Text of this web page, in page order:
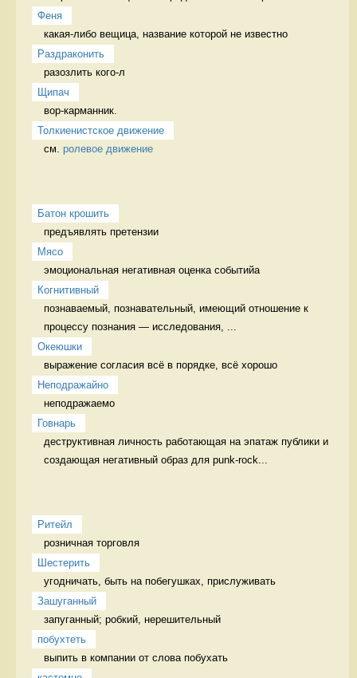
Феня
какая-либо вещица, название которой не известно
Раздраконить
разозлить кого-л
Щипач
вор-карманник.
Толкиенистское движение
см. ролевое движение
Батон крошить
предъявлять претензии
Мясо
эмоциональная негативная оценка событийа
Когнитивный
познаваемый, познавательный, имеющий отношение к
процессу познания — исследования, ...
Океюшки
выражение согласия всё в порядке, всё хорошо
Неподражайно
неподражаемо
Говнарь
деструктивная личность работающая на эпатаж публики и
создающая негативный образ для punk-rock...
Ритейл
розничная торговля
Шестерить
угодничать, быть на побегушках, прислуживать
Зашуганный
запуганный; робкий, нерешительный
побухтеть
выпить в компании от слова побухать